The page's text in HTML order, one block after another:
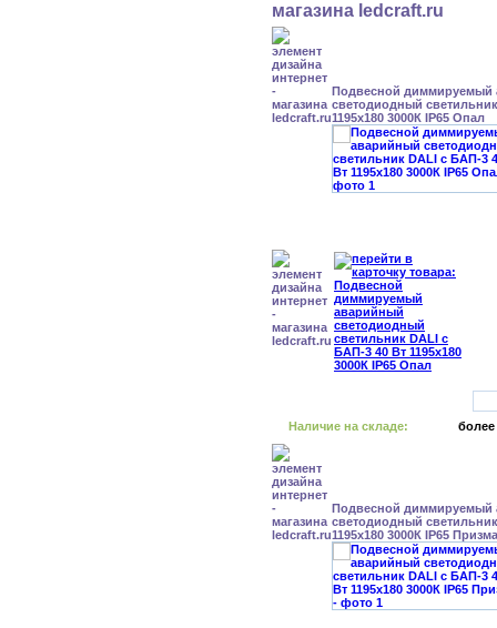
Подвесной диммируемый
светодиодный
1195x180 3000К IP65 Опал
Наличие на складе: более
Подвесной диммируемый
светодиодный
1195x180 3000К IP65 Призма